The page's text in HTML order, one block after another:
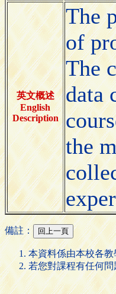
英文概述
English
Description
The
of
The
data
the
備註：
本資料係由本校各
若您對課程有任何